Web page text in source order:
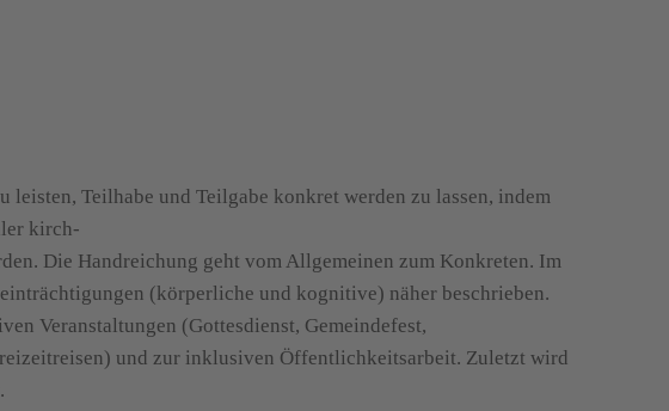
leisten, Teilhabe und Teilgabe konkret werden zu lassen, indem
kirch-
Die Handreichung geht vom Allgemeinen zum Konkreten. Im
(körperliche und kognitive) näher beschrieben.
Veranstaltungen (Gottesdienst, Gemeindefest,
und zur inklusiven Öffentlichkeitsarbeit. Zuletzt wird